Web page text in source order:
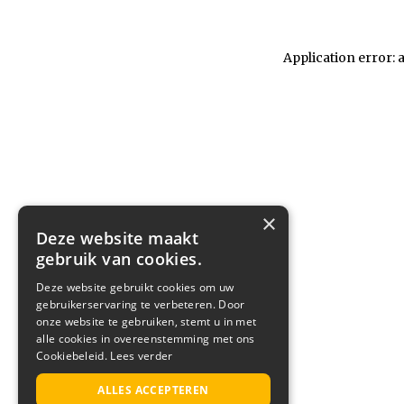
Application error:
×
Deze website maakt
gebruik van cookies.
Deze website gebruikt cookies om uw
gebruikerservaring te verbeteren. Door
onze website te gebruiken, stemt u in met
alle cookies in overeenstemming met ons
Cookiebeleid. Lees verder
ALLES ACCEPTEREN